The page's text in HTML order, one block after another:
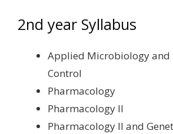
2nd year Syllabus
Applied Microbiology and
Control
Pharmacology
Pharmacology II
Pharmacology II and